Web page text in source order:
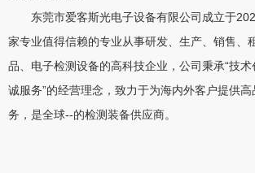
东莞市爱客斯光电子设备有限公司成立于
家专业值得信赖的专业从事研发、生产、销售、
品、电子检测设备的高科技企业，公司秉承“技
诚服务”的经营理念，致力于为海内外客户提供
务，是全球--的检测装备供应商。